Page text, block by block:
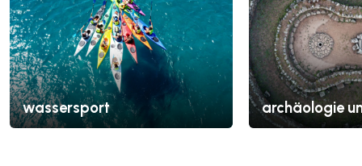
wassersport archäologie